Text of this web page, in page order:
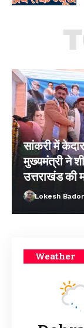
सांकरी में
मुख्यमंत्री ने
उत्तराखंड की
Lokesh
Weather